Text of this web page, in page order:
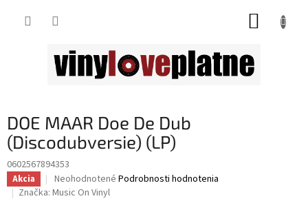
DOE MAAR Doe De Dub
(Discodubversie) (LP)
0602567894353
Akcia
Priemerné
hodnotenie
Neohodnotené Podrobnosti hodnotenia
Značka: Music On Vinyl